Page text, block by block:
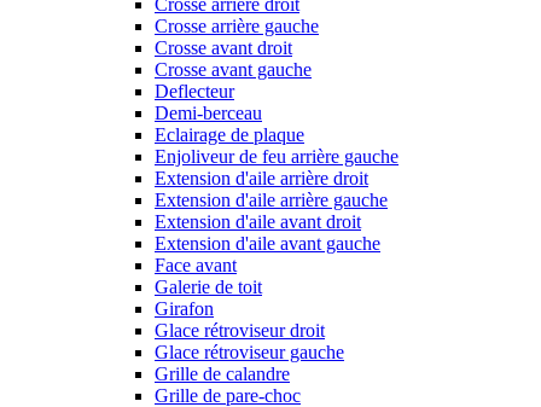
Crosse arrière droit
Crosse arrière gauche
Crosse avant droit
Crosse avant gauche
Deflecteur
Demi-berceau
Eclairage de plaque
Enjoliveur de feu arrière gauche
Extension d'aile arrière droit
Extension d'aile arrière gauche
Extension d'aile avant droit
Extension d'aile avant gauche
Face avant
Galerie de toit
Girafon
Glace rétroviseur droit
Glace rétroviseur gauche
Grille de calandre
Grille de pare-choc